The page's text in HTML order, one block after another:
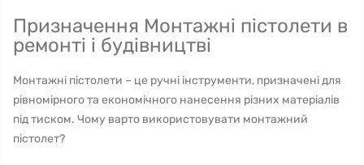
Призначення Монтажні пістолети в
ремонті і будівництві
Монтажні пістолети – це ручні інструменти, призначені для
рівномірного та економічного нанесення різних матеріалів
під тиском. Чому варто використовувати монтажний
пістолет?